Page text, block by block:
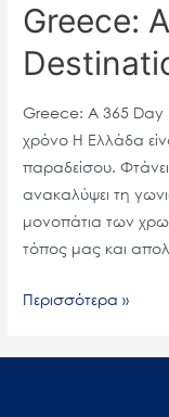
Greece:
Greece: A 365 Day
χρόνο Η Ελλάδα
παραδείσου.
ανακαλύψει τη
μονοπάτια των
τόπος μας και
Περισσότερα »